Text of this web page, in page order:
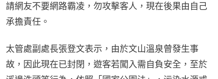
請網友不要網路霸凌，勿攻擊客人，現在後果由自己
承擔責任。
太管處副處長張登文表示，由於文山溫泉曾發生事
故，因此現在已封閉，遊客若闖入需自負安全，至於